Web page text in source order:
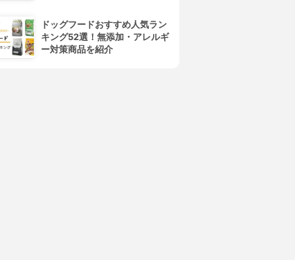
ドッグフードおすすめ人気ラン
キング52選！無添加・アレルギ
ー対策商品を紹介